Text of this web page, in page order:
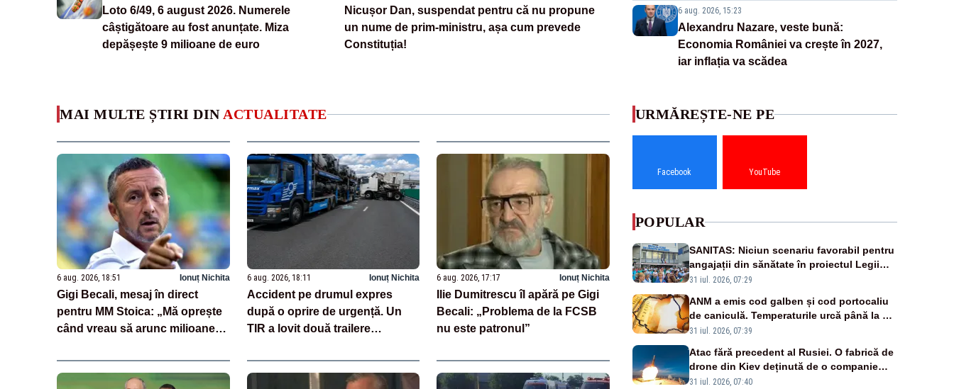
Loto 6/49, 6 august 2026. Numerele
câștigătoare au fost anunțate. Miza
depășește 9 milioane de euro
Nicușor Dan, suspendat pentru că nu propune
un nume de prim-ministru, așa cum prevede
Constituția!
6 aug. 2026, 15:23
Alexandru Nazare, veste bună:
Economia României va crește în 2027,
iar inflația va scădea
MAI MULTE ȘTIRI DIN ACTUALITATE
6 aug. 2026, 18:51 Ionuț Nichita
Gigi Becali, mesaj în direct
pentru MM Stoica: „Mă oprește
când vreau să arunc milioane
6 aug. 2026, 18:11 Ionuț Nichita
Accident pe drumul expres
după o oprire de urgență. Un
TIR a lovit două trailere
6 aug. 2026, 17:17 Ionuț Nichita
Ilie Dumitrescu îl apără pe Gigi
Becali: „Problema de la FCSB
nu este patronul”
URMĂREȘTE-NE PE
Facebook YouTube
POPULAR
SANITAS: Niciun scenariu favorabil pentru
angajații din sănătate în proiectul Legii
salarizării
31 iul. 2026, 07:29
ANM a emis cod galben și cod portocaliu
de caniculă. Temperaturile urcă până la 38
de grade, iar nopțile devin tropicale
31 iul. 2026, 07:39
Atac fără precedent al Rusiei. O fabrică de
drone din Kiev deținută de o companie
americană, distrusă de o rachetă rusească
31 iul. 2026, 07:40